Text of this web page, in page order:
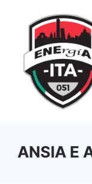
contenuto
ANSIA E